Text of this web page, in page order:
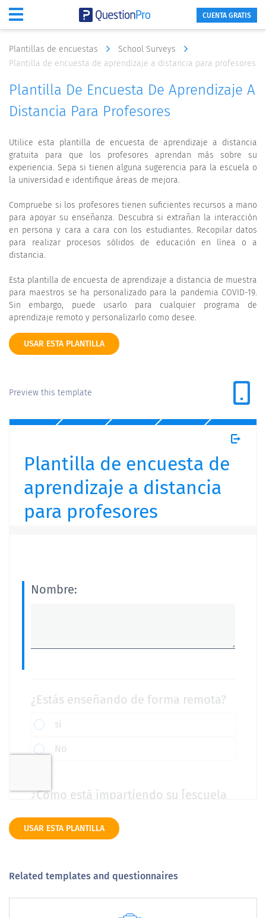
CUENTA GRATIS
Plantillas de encuestas
School Surveys
Plantilla de encuesta de aprendizaje a distancia para profesores
Plantilla De Encuesta De Aprendizaje A
Distancia Para Profesores
Utilice esta plantilla de encuesta de aprendizaje a distancia
gratuita para que los profesores aprendan más sobre su
experiencia. Sepa si tienen alguna sugerencia para la escuela o
la universidad e identifique áreas de mejora.
Compruebe si los profesores tienen suficientes recursos a mano
para apoyar su enseñanza. Descubra si extrañan la interacción
en persona y cara a cara con los estudiantes. Recopilar datos
para realizar procesos sólidos de educación en línea o a
distancia.
Esta plantilla de encuesta de aprendizaje a distancia de muestra
para maestros se ha personalizado para la pandemia COVID-19.
Sin embargo, puede usarlo para cualquier programa de
aprendizaje remoto y personalizarlo como desee.
USAR ESTA PLANTILLA
Preview this template
USAR ESTA PLANTILLA
Related templates and questionnaires